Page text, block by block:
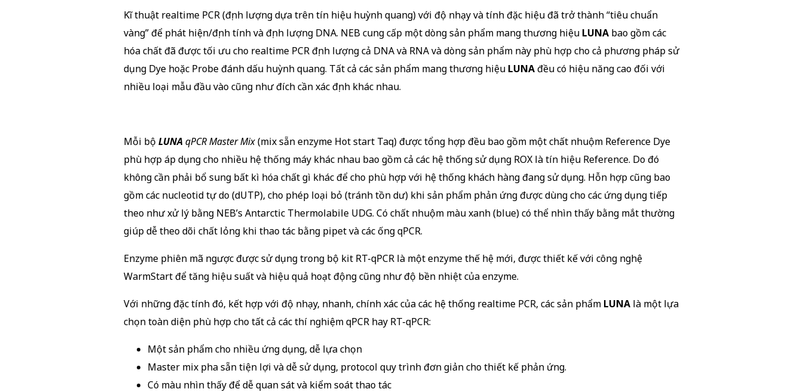
Kĩ thuật realtime PCR (định lượng dựa trên tín hiệu huỳnh quang) với độ nhạy và tính đặc hiệu đã trở thành “tiêu chuẩn
vàng” để phát hiện/định tính và định lượng DNA. NEB cung cấp một dòng sản phẩm mang thương hiệu LUNA bao gồm các
hóa chất đã được tối ưu cho realtime PCR định lượng cả DNA và RNA và dòng sản phẩm này phù hợp cho cả phương pháp sử
dụng Dye hoặc Probe đánh dấu huỳnh quang. Tất cả các sản phẩm mang thương hiệu LUNAđều có hiệu năng cao đối với
nhiều loại mẫu đầu vào cũng như đích cần xác định khác nhau.
Mỗi bộ LUNA qPCR Master Mix(mix sẵn enzyme Hot start Taq) được tổng hợp đều bao gồm một chất nhuộm Reference Dye
phù hợp áp dụng cho nhiều hệ thống máy khác nhau bao gồm cả các hệ thống sử dụng ROX là tín hiệu Reference. Do đó
không cần phải bổ sung bất kì hóa chất gì khác để cho phù hợp với hệ thống khách hàng đang sử dụng. Hỗn hợp cũng bao
gồm các nucleotid tự do (dUTP), cho phép loại bỏ (tránh tồn dư) khi sản phẩm phản ứng được dùng cho các ứng dụng tiếp
theo như xử lý bằng NEB’s Antarctic Thermolabile UDG. Có chất nhuộm màu xanh (blue) có thể nhìn thấy bằng mắt thường
giúp dễ theo dõi chất lỏng khi thao tác bằng pipet và các ống qPCR.
Enzyme phiên mã ngược được sử dụng trong bộ kit RT-qPCR là một enzyme thế hệ mới, được thiết kế với công nghệ
WarmStart để tăng hiệu suất và hiệu quả hoạt động cũng như độ bền nhiệt của enzyme.
Với những đặc tính đó, kết hợp với độ nhạy, nhanh, chính xác của các hệ thống realtime PCR, các sản phẩm LUNA là một lựa
chọn toàn diện phù hợp cho tất cả các thí nghiệm qPCR hay RT-qPCR:
Một sản phẩm cho nhiều ứng dụng, dễ lựa chọn
Master mix pha sẵn tiện lợi và dễ sử dụng, protocol quy trình đơn giản cho thiết kế phản ứng.
Có màu nhìn thấy để dễ quan sát và kiểm soát thao tác